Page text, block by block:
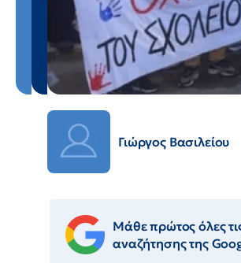
Γιώργος Βασιλείου
Μάθε πρώτος όλες
αναζήτησης της